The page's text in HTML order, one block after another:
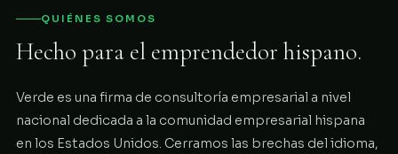
QUIÉNES SOMOS
Hecho para el emprendedor hispano.
Verde es una firma de consultoría empresarial a nivel
nacional dedicada a la comunidad empresarial hispana
en los Estados Unidos. Cerramos las brechas del idioma,